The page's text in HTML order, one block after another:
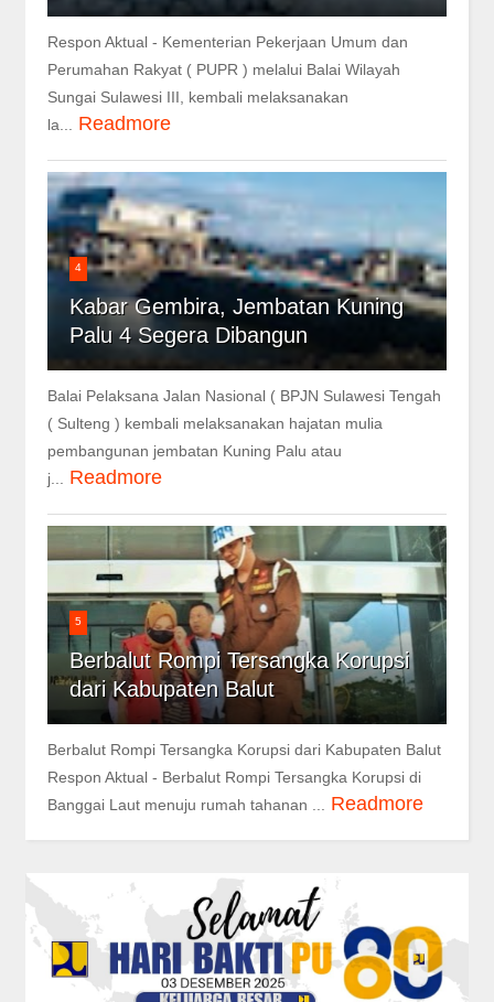
Respon Aktual - Kementerian Pekerjaan Umum dan
Perumahan Rakyat ( PUPR ) melalui Balai Wilayah
Sungai Sulawesi III, kembali melaksanakan
la...
Readmore
4
Kabar Gembira, Jembatan Kuning
Palu 4 Segera Dibangun
Balai Pelaksana Jalan Nasional ( BPJN Sulawesi Tengah
( Sulteng ) kembali melaksanakan hajatan mulia
pembangunan jembatan Kuning Palu atau
j...
Readmore
5
Berbalut Rompi Tersangka Korupsi
dari Kabupaten Balut
Berbalut Rompi Tersangka Korupsi dari Kabupaten Balut
Respon Aktual - Berbalut Rompi Tersangka Korupsi di
Banggai Laut menuju rumah tahanan ...
Readmore